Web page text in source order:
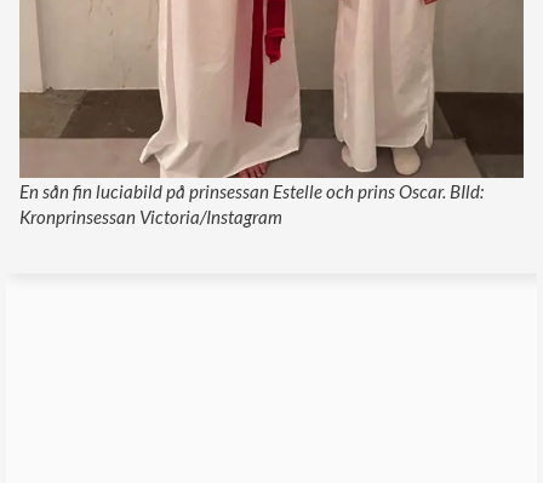
En sån fin luciabild på prinsessan Estelle och prins Oscar. BIld:
Kronprinsessan Victoria/Instagram